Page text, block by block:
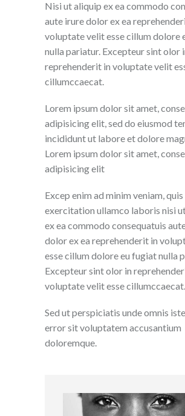
Nisi ut aliquip ex ea commodo
aute irure dolor ex ea
voluptate velit esse cillum dolore
nulla pariatur. Excepteur sint olor
reprehenderit in voluptate velit
cillumccaecat.
Lorem ipsum dolor sit amet,
adipisicing elit, sed do eiusmod
incididunt ut labore et dolore
Lorem ipsum dolor sit amet,
adipisicing elit
Excep enim ad minim veniam,
exercitation ullamco laboris nisi
ex ea commodo consequatuis
dolor ex ea reprehenderit in
esse cillum dolore eu fugiat nulla
Excepteur sint olor in
voluptate velit esse cillumccaecat.
Sed ut perspiciatis unde omnis
error sit voluptatem accusantium
doloremque.